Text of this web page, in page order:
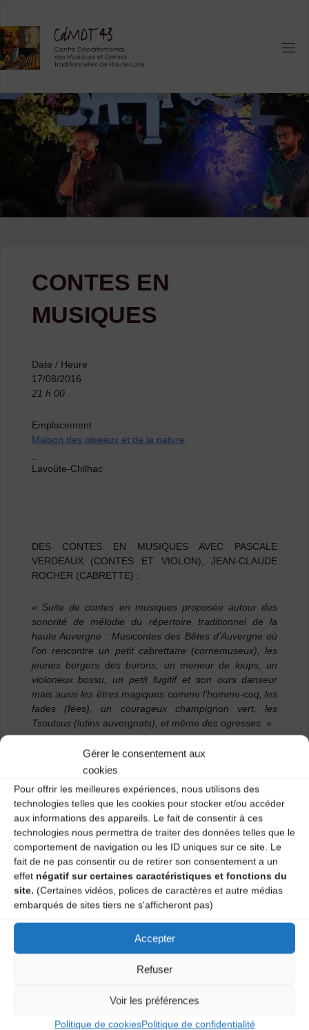
Gérer le consentement aux
cookies
Pour offrir les meilleures expériences, nous utilisons des
technologies telles que les cookies pour stocker et/ou accéder
aux informations des appareils. Le fait de consentir à ces
technologies nous permettra de traiter des données telles que le
comportement de navigation ou les ID uniques sur ce site. Le
fait de ne pas consentir ou de retirer son consentement a un
effet négatif sur certaines caractéristiques et fonctions du
site. (Certaines vidéos, polices de caractères et autre médias
embarqués de sites tiers ne s'afficheront pas)
Accepter
Refuser
Voir les préférences
Politique de cookiesPolitique de confidentialité
content
CONTES EN
MUSIQUES
Date / Heure
17/08/2016
21 h 00
Emplacement
Maison des oiseaux et de la nature
Lavoûte-Chilhac
DES CONTES EN MUSIQUES AVEC PASCALE
VERDEAUX (CONTES ET VIOLON), JEAN-CLAUDE
ROCHER (CABRETTE) :
« Suite de contes en musiques proposée autour des
sonorité de mélodie du répertoire traditionnel de la
haute Auvergne : Musicontes des Bêtes d’Auvergne où
l’on rencontre un petit cabrettaïre (cornemuseux), les
jeunes bergers des burons, un meneur de loups, un
violoneux bossu, un petit fugitif et son ours danseur
mais aussi les êtres magiques comme l’homme-coq, les
fades (fées), un courageux champignon vert, les
Tsoutsus (lutins auvergnats), et même des ogresses. »
Programmation proposée dans le cadre des « Goûters
Découvertes »,
Tarif : 5€ / 3,5 € – Collation offerte
Réservation conseillée
Renseignements: 06 76 37 44 69